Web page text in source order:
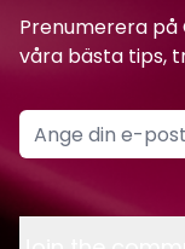
Prenumerera
våra bästa tips,